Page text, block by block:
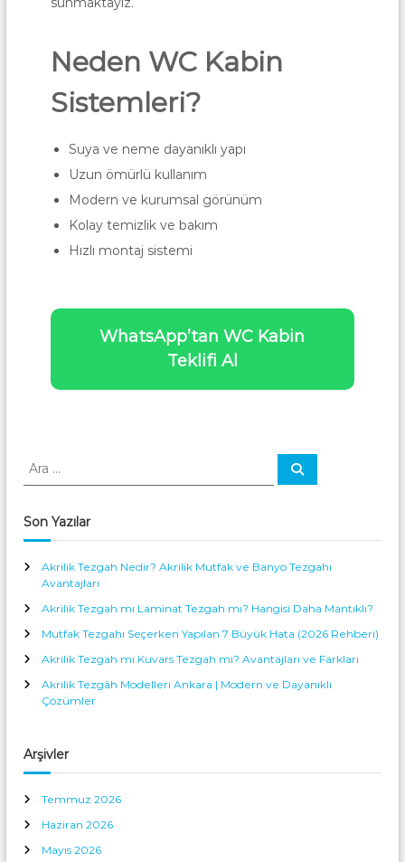
Neden WC Kabin
Sistemleri?
Suya ve neme dayanıklı yapı
Uzun ömürlü kullanım
Modern ve kurumsal görünüm
Kolay temizlik ve bakım
Hızlı montaj sistemi
WhatsApp’tan WC Kabin
Teklifi Al
A
:
A
Son Yazılar
Akrilik Tezgah Nedir? Akrilik Mutfak ve Banyo Tezgahı
Avantajları
Akrilik Tezgah mı Laminat Tezgah mı? Hangisi Daha Mantıklı?
Mutfak Tezgahı Seçerken Yapılan 7 Büyük Hata (2026 Rehberi)
Akrilik Tezgah mı Kuvars Tezgah mı? Avantajları ve Farkları
Akrilik Tezgâh Modelleri Ankara | Modern ve Dayanıklı
Çözümler
Arşivler
Temmuz 2026
Haziran 2026
Mayıs 2026